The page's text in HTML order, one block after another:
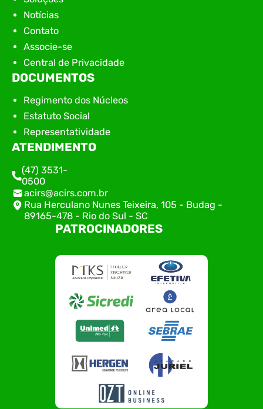
Notícias
Contato
Associe-se
Central de Privacidade
DOCUMENTOS
Regimento dos Núcleos
Estatuto Social
Representatividade
ATENDIMENTO
(47) 3531-
0500
acirs@acirs.com.br
Rua Herculano Nunes Teixeira, 105 - Budag -
89165-478 - Rio do Sul - SC
PATROCINADORES